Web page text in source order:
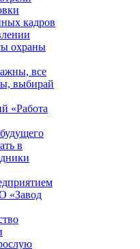
кадров
охраны
все
выбирай
«Работа
в
«Завод